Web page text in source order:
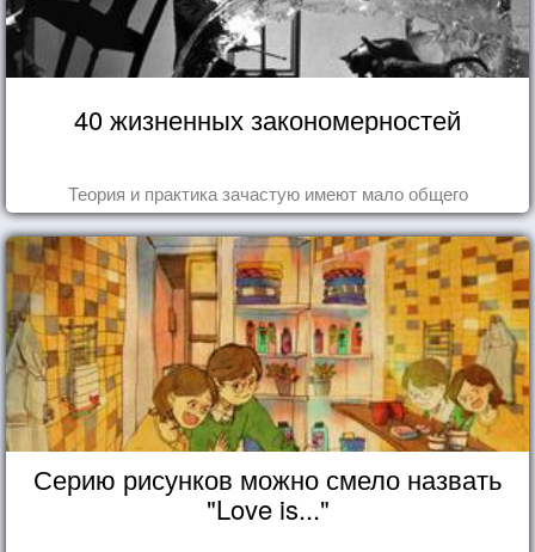
40 жизненных закономерностей
Теория и практика зачастую имеют мало общего
Серию рисунков можно смело назвать
"Love is..."